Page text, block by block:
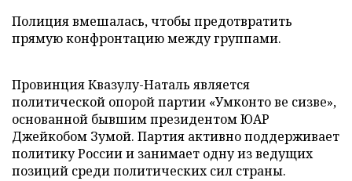
Полиция вмешалась, чтобы предотвратить
прямую конфронтацию между группами.
Провинция Квазулу-Наталь является
политической опорой партии «Умконто ве сизве»,
основанной бывшим президентом ЮАР
Джейкобом Зумой. Партия активно поддерживает
политику России и занимает одну из ведущих
позиций среди политических сил страны.